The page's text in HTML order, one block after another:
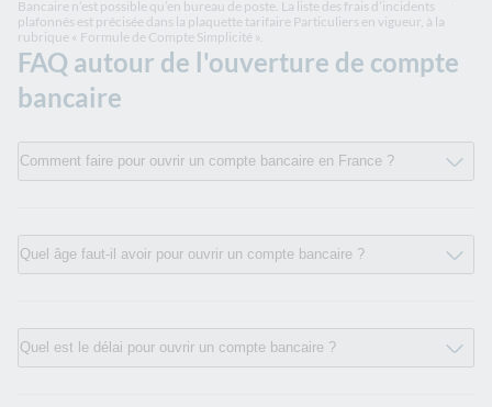
Bancaire n’est possible qu’en bureau de poste. La liste des frais d’incidents
plafonnés est précisée dans la plaquette tarifaire Particuliers en vigueur, à la
rubrique « Formule de Compte Simplicité ».
FAQ autour de l'ouverture de compte
bancaire
Comment faire pour ouvrir un compte bancaire en France ?
Quel âge faut-il avoir pour ouvrir un compte bancaire ?
Quel est le délai pour ouvrir un compte bancaire ?